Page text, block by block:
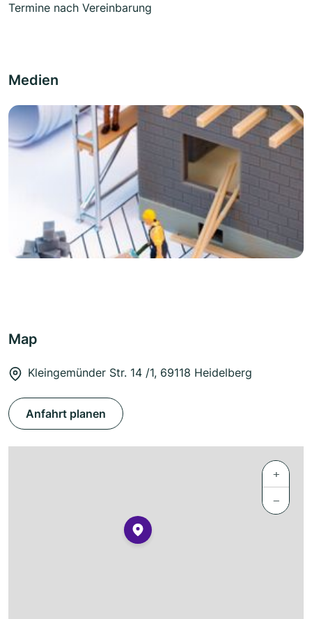
Termine nach Vereinbarung
Medien
Map
Kleingemünder Str. 14 /1, 69118 Heidelberg
Anfahrt planen
+
−